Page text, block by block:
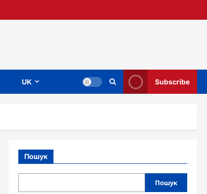
UK Subscribe
Пошук
Пошук